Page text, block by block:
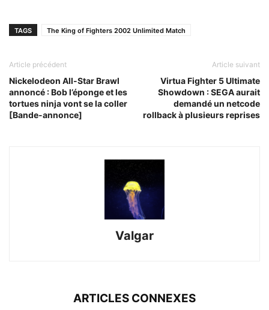
TAGS The King of Fighters 2002 Unlimited Match
Article précédent
Nickelodeon All-Star Brawl
annoncé : Bob l’éponge et les
tortues ninja vont se la coller
[Bande-annonce]
Article suivant
Virtua Fighter 5 Ultimate
Showdown : SEGA aurait
demandé un netcode
rollback à plusieurs reprises
Valgar
ARTICLES CONNEXES